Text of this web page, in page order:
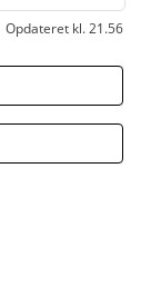
Opdateret kl. 21.56